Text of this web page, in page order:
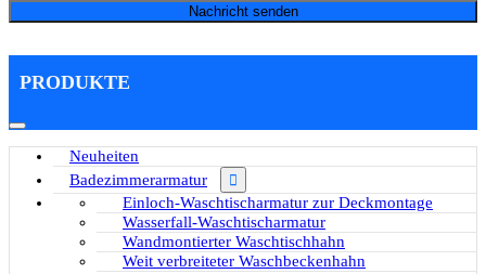
Nachricht senden
PRODUKTE
Neuheiten
Badezimmerarmatur
Einloch-Waschtischarmatur zur Deckmontage
Wasserfall-Waschtischarmatur
Wandmontierter Waschtischhahn
Weit verbreiteter Waschbeckenhahn